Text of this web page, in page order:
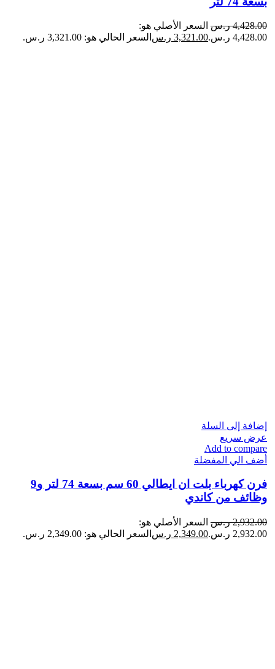
4,428.00 ر.س السعر الأصلي هو:
4,428.00 ر.س.
3,321.00 ر.س السعر الحالي هو: 3,321.00 ر.س.
إضافة إلى السلة
عرض سريع
Add to compare
أضف الي المفضلة
فرن كهرباء بلت ان ايطالي 60 سم بسعة 74 لتر و9
وظائف من كاندي
2,932.00 ر.س السعر الأصلي هو:
2,932.00 ر.س.
2,349.00 ر.س السعر الحالي هو: 2,349.00 ر.س.